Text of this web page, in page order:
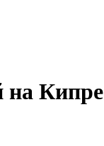
на Кипре